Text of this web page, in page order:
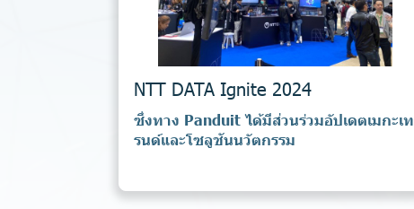
NTT DATA Ignite 2024
ซึ่งทาง Panduit ได้มีส่วนร่วมอัปเดตเมกะเท
รนด์และโซลูชันนวัตกรรม